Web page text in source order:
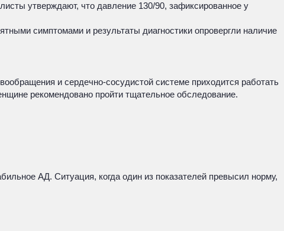
утверждают, что давление 130/90, зафиксированное у
симптомами и результаты диагностики опровергли наличие
и сердечно-сосудистой системе приходится работать
рекомендовано пройти тщательное обследование.
АД. Ситуация, когда один из показателей превысил норму,